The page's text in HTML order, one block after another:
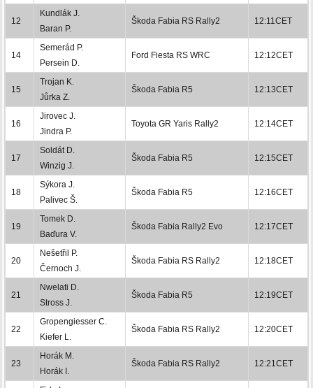
12
Kundlák J.
Baran P.
Škoda Fabia RS Rally2 12:11CET
14
Semerád P.
Persein D.
Ford Fiesta RS WRC 12:12CET
15
Trojan K.
Jůrka Z.
Škoda Fabia R5 12:13CET
16
Jirovec J.
Jindra P.
Toyota GR Yaris Rally2 12:14CET
17
Soldát D.
Winzig J.
Škoda Fabia R5 12:15CET
18
Sýkora J.
Palivec Š.
Škoda Fabia R5 12:16CET
19
Tomek D.
Baďura V.
Škoda Fabia Rally2 Evo 12:17CET
20
Nešetřil P.
Černoch J.
Škoda Fabia RS Rally2 12:18CET
21
Nwelati D.
Stross J.
Škoda Fabia R5 12:19CET
22
Gropengiesser C.
Kiefer L.
Škoda Fabia RS Rally2 12:20CET
23
Horák M.
Horák I.
Škoda Fabia RS Rally2 12:21CET